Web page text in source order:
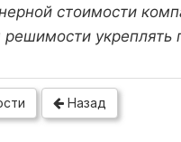
стоимости
укреплять
Назад